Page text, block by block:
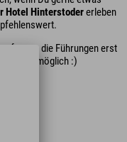
Hotel Hinterstodererleben
fangen die Führungen erst
möglich :)